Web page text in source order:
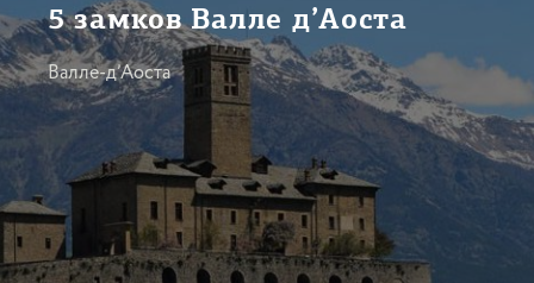
5 замков Валле д’Аоста
Валле-д’Аоста